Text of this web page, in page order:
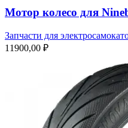
Мотор колесо для
Запчасти для
11900,00 ₽